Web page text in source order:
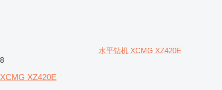
水平钻机 XCMG XZ420E
8
XCMG XZ420E